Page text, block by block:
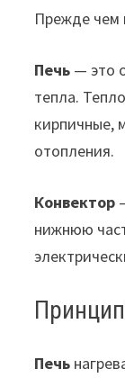
Прежде чем
Печь — это
тепла.
кирпичные,
отопления.
Конвектор
нижнюю
Печь